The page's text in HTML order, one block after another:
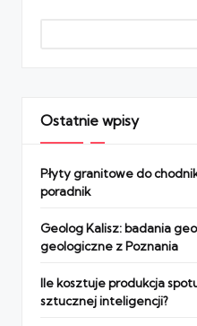
Ostatnie wpisy
Płyty granitowe do
poradnik
Geolog Kalisz: badania
geologiczne z Poznania
Ile kosztuje produkcja
sztucznej inteligencji?